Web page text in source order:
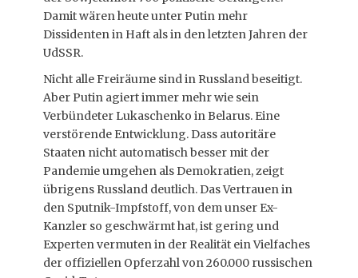
Damit wären heute unter Putin mehr
Dissidenten in Haft als in den letzten Jahren der
UdSSR.
Nicht alle Freiräume sind in Russland beseitigt.
Aber Putin agiert immer mehr wie sein
Verbündeter Lukaschenko in Belarus. Eine
verstörende Entwicklung. Dass autoritäre
Staaten nicht automatisch besser mit der
Pandemie umgehen als Demokratien, zeigt
übrigens Russland deutlich. Das Vertrauen in
den Sputnik-Impfstoff, von dem unser Ex-
Kanzler so geschwärmt hat, ist gering und
Experten vermuten in der Realität ein Vielfaches
der offiziellen Opferzahl von 260.000 russischen